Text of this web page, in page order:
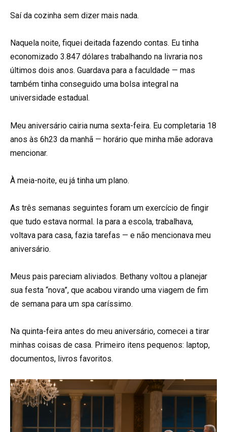
Saí da cozinha sem dizer mais nada.
Naquela noite, fiquei deitada fazendo contas. Eu tinha
economizado 3.847 dólares trabalhando na livraria nos
últimos dois anos. Guardava para a faculdade — mas
também tinha conseguido uma bolsa integral na
universidade estadual.
Meu aniversário cairia numa sexta-feira. Eu completaria 18
anos às 6h23 da manhã — horário que minha mãe adorava
mencionar.
À meia-noite, eu já tinha um plano.
As três semanas seguintes foram um exercício de fingir
que tudo estava normal. Ia para a escola, trabalhava,
voltava para casa, fazia tarefas — e não mencionava meu
aniversário.
Meus pais pareciam aliviados. Bethany voltou a planejar
sua festa “nova”, que acabou virando uma viagem de fim
de semana para um spa caríssimo.
Na quinta-feira antes do meu aniversário, comecei a tirar
minhas coisas de casa. Primeiro itens pequenos: laptop,
documentos, livros favoritos.